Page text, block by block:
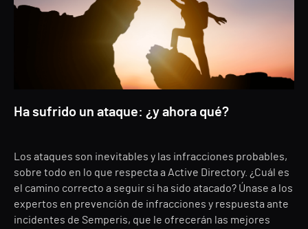
Ha sufrido un ataque: ¿y ahora qué?
Los ataques son inevitables y las infracciones probables,
sobre todo en lo que respecta a Active Directory. ¿Cuál es
el camino correcto a seguir si ha sido atacado? Únase a los
expertos en prevención de infracciones y respuesta ante
incidentes de Semperis, que le ofrecerán las mejores